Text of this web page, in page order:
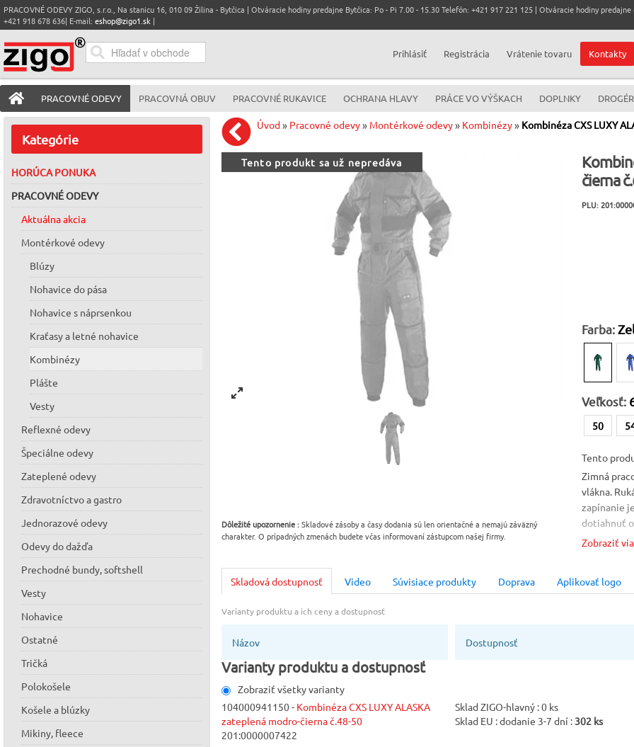
PRACOVNÉ ODEVY ZIGO, s.r.o., Na stanicu 16, 010 09 Žilina - Bytčica | Otváracie hodiny predajne Bytčica: Po - Pi 7.00 - 15.30 Telefón: +421 917 221 125 | Otváracie hodiny
+421 918 678 636| E-mail: eshop@zigo1.sk |
Prihlásiť Registrácia Vrátenie tovaru Kontakty
PRACOVNÉ ODEVY PRACOVNÁ OBUV PRACOVNÉ RUKAVICE OCHRANA HLAVY PRÁCE VO VÝŠKACH DOPLNKY
Kategórie
HORÚCA PONUKA
PRACOVNÉ ODEVY
Aktuálna akcia
Montérkové odevy
Blúzy
Nohavice do pása
Nohavice s náprsenkou
Kraťasy a letné nohavice
Kombinézy
Plášte
Vesty
Reflexné odevy
Špeciálne odevy
Zateplené odevy
Zdravotníctvo a gastro
Jednorazové odevy
Odevy do dažďa
Prechodné bundy, softshell
Vesty
Nohavice
Ostatné
Tričká
Polokošele
Košele a blúzky
Mikiny, fleece
Úvod» Pracovné odevy» Montérkové odevy» Kombinézy» Kombinéza CXS LUXY
Tento produkt sa už nepredáva
Dôležité upozornenie :Skladové zásoby a časy dodania sú len orientačné a nemajú záväzný
charakter. O prípadných zmenách budete včas informovaní zástupcom našej firmy.
čierna
PLU:
Farba:
Veľkosť:
50
Tento
Zimná
vlákna.
zapínanie
dotiahnuť
kombinéza
66
vysokú
Zeleno-
Zobraziť
Skladová dostupnosť Video Súvisiace produkty Doprava Aplikovať logo
Varianty produktu a ich ceny a dostupnosť
Názov Dostupnosť
Varianty produktu a dostupnosť
Zobraziť všetky varianty
104000941150 - Kombinéza CXS LUXY ALASKA
zateplená modro-čierna č.48-50
201:0000007422
Sklad ZIGO-hlavný : 0 ks
Sklad EU : dodanie 3-7 dní : 302 ks